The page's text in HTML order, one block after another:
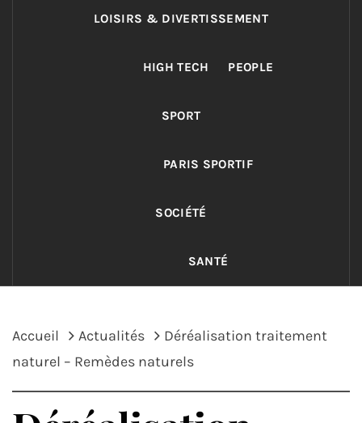
LOISIRS & DIVERTISSEMENT
HIGH TECH PEOPLE
SPORT
PARIS SPORTIF
SOCIÉTÉ
SANTÉ
Accueil Actualités
Déréalisation traitement
naturel – Remèdes naturels